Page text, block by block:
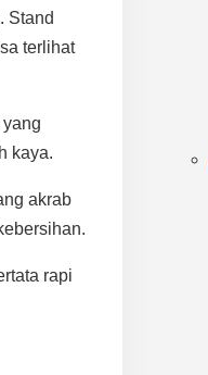
Stand
terlihat
kaya.
akrab
rapi